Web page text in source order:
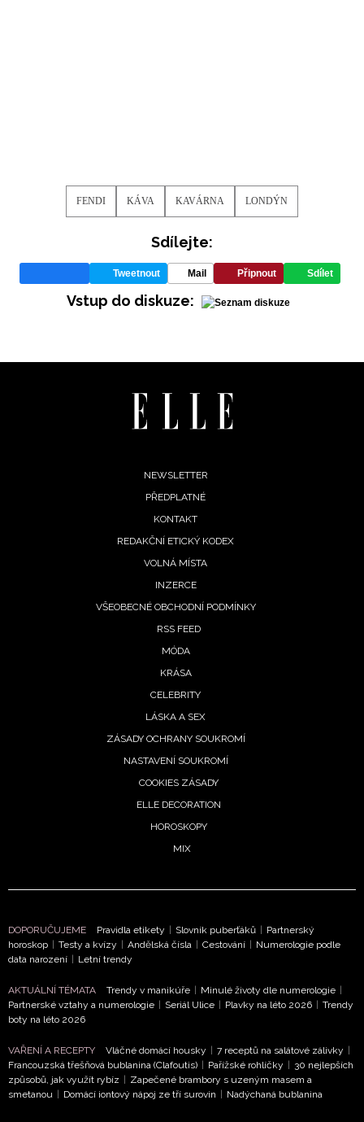
ODESLAT
Přihlášením k newsletteru souhlasíte sObchodními
podmínkami společnosti BurdaMedia Extra s.r.o.a
ochrany soukromí - BurdaMedia Extra s.r.o. bude s
Vašimi údaji pracovat zejména k organizaci a
vyhodnocení akce a zasílání novinek.
Chcete navíc dostávat i další zajímavé a exkluzivní
informace od našich partnerů? Pokud souhlasíte se
zpracováním údajů k tomuto účelu podleZásad ochrany
FENDI KÁVA KAVÁRNA LONDÝN
Sdílejte:
Tweetnout Mail Připnout Sdílet
Vstup do diskuze:
NEWSLETTER
PŘEDPLATNÉ
KONTAKT
REDAKČNÍ ETICKÝ KODEX
VOLNÁ MÍSTA
INZERCE
VŠEOBECNÉ OBCHODNÍ PODMÍNKY
RSS FEED
MÓDA
KRÁSA
CELEBRITY
LÁSKA A SEX
ZÁSADY OCHRANY SOUKROMÍ
NASTAVENÍ SOUKROMÍ
COOKIES ZÁSADY
ELLE DECORATION
HOROSKOPY
MIX
DOPORUČUJEME Pravidla etikety | Slovník puberťáků | Partnerský
horoskop | Testy a kvízy | Andělská čísla | Cestování | Numerologie podle
data narození | Letní trendy
AKTUÁLNÍ TÉMATA Trendy v manikúře | Minulé životy dle numerologie |
Partnerské vztahy a numerologie | Seriál Ulice | Plavky na léto 2026 | Trendy
boty na léto 2026
VAŘENÍ A RECEPTY Vláčné domácí housky | 7 receptů na salátové zálivky |
Francouzská třešňová bublanina (Clafoutis) | Pařížské rohlíčky | 30 nejlepších
způsobů, jak využít rybíz | Zapečené brambory s uzeným masem a
smetanou | Domácí iontový nápoj ze tří surovin | Nadýchaná bublanina